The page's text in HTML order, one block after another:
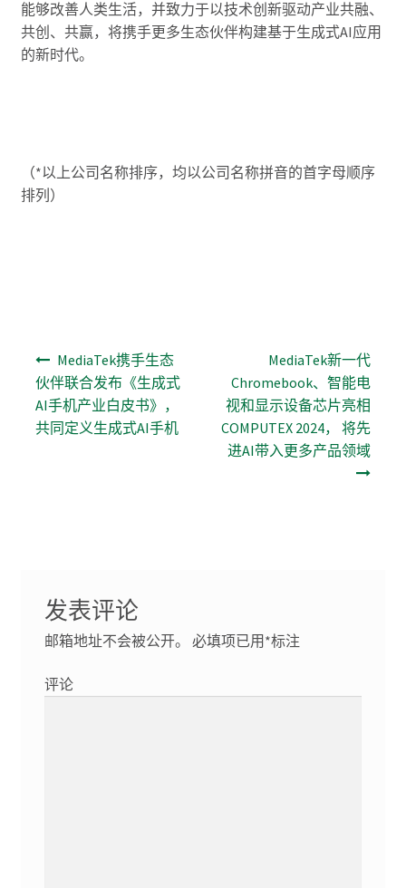
能够改善人类生活，并致力于以技术创新驱动产业共融、
共创、共赢，将携手更多生态伙伴构建基于生成式AI应用
的新时代。
（*以上公司名称排序，均以公司名称拼音的首字母顺序
排列）
文章导航
MediaTek携手生态
伙伴联合发布《生成式
AI手机产业白皮书》，
共同定义生成式AI手机
MediaTek新一代
Chromebook、智能电
视和显示设备芯片亮相
COMPUTEX 2024， 将先
进AI带入更多产品领域
发表评论
邮箱地址不会被公开。 必填项已用 *标注
评论